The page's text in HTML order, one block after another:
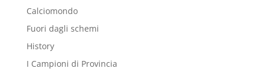
Calciomondo
Fuori dagli schemi
History
I Campioni di Provincia